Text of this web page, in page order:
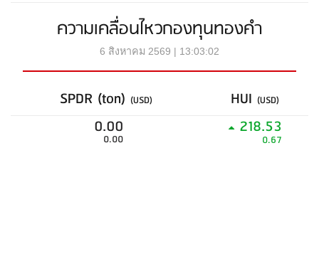
ความเคลื่อนไหวกองทุนทองคำ
6 สิงหาคม 2569 | 13:03:02
SPDR (ton) (USD) HUI (USD)
0.00
0.00
218.53
0.67